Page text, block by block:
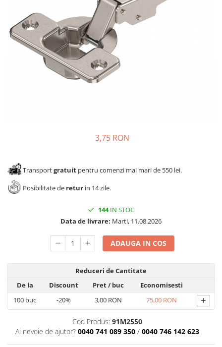
Solutii de curatat & adezivi
Canturi ABS
Alte accesorii mobila
Clesti/ patenti
Surubelnite
Ciocane
Nivela bule/ laser
Alte scule & unelte
3,75 RON
Transportgratuit pentru comenzi mai mari de 550 lei.
Posibilitate de retur in 14 zile.
144IN STOC
Data de livrare: Marti, 11.08.2026
ADAUGA IN COS
Reduceri de Cantitate
De la
Discount Pret/ buc
Economisesti
100 buc -20% 3,00 RON 75,00 RON +
Cod Produs: 91M2550
Ai nevoie de ajutor? 0040 741 089 350 / 0040 746 142 623